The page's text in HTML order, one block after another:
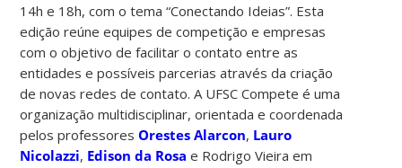
14h e 18h, com o tema “Conectando Ideias”. Esta
edição reúne equipes de competição e empresas
com o objetivo de facilitar o contato entre as
entidades e possíveis parcerias através da criação
de novas redes de contato. A UFSC Compete é uma
organização multidisciplinar, orientada e coordenada
pelos professoresOrestes Alarcon, Lauro
Nicolazzi, Edison da Rosa e Rodrigo Vieira em